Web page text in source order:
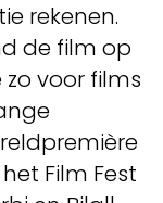
rekenen.
de film op
voor films
Film Fest